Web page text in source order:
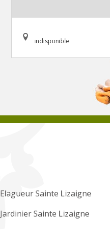
indisponible
Elagueur Sainte Lizaigne
Jardinier Sainte Lizaigne